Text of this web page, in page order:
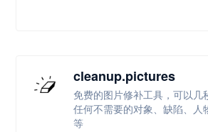
cleanup.pictures
免费的图片修补工具，可以几
任何不需要的对象、缺陷、人
等